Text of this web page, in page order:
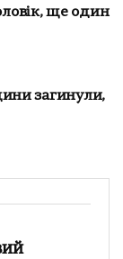
ще один
загинули,